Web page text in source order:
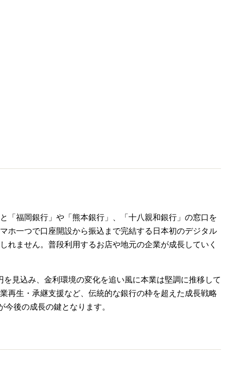
「福岡銀行」や「熊本銀行」、「十八親和銀行」の窓口を
ホ一つで口座開設から振込まで完結する日本初のデジタル
ません。普段利用するお店や地元の企業が成長していく
見込み、金利環境の変化を追い風に本業は堅調に推移して
再生・承継支援など、伝統的な銀行の枠を超えた成長戦略
後の成長の鍵となります。